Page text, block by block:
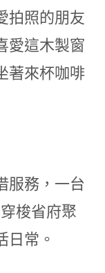
拍照的朋友
愛這木製窗
著來杯咖啡
服務，一台
梭省府聚
日常。